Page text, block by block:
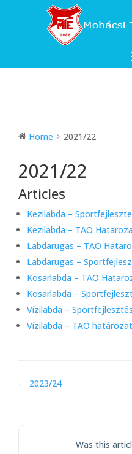
Home 2021/22
2021/22
Articles
Kezilabda –
Kezilabda – TAO
Labdarugas – TAO
Labdarugas –
Kosarlabda – TAO
Kosarlabda –
Vízilabda –
Vízilabda – TAO
Doc
← 2023/24
Was this